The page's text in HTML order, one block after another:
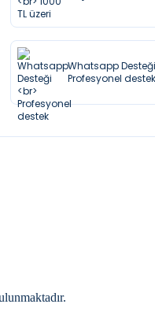
Whatsapp Desteği
Profesyonel destek